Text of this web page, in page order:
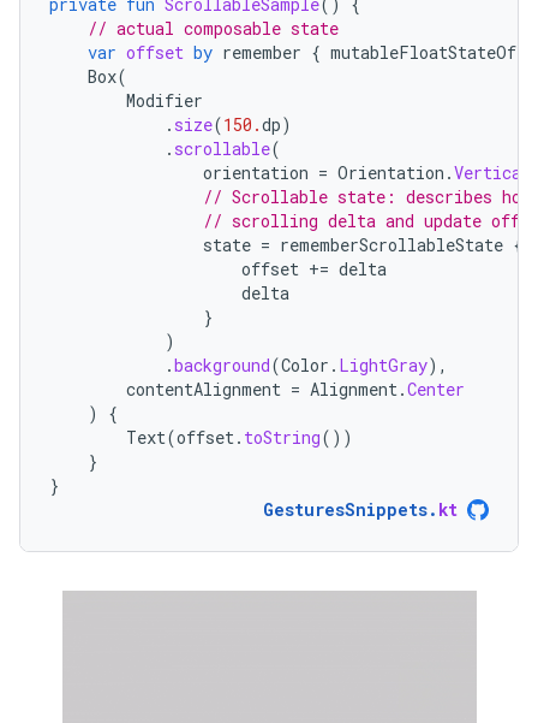
// actual composable state
var offset by remember { mutableFloatStateOf
Box(
Modifier
. size(150.dp)
. scrollable(
orientation = Orientation .Vertical
// Scrollable state: describes how
// scrolling delta and update
state = rememberScrollableState {
offset += delta
delta
}
)
.background(Color . LightGray),
contentAlignment = Alignment.Center
)
{
Text(offset. toString())
}
}
GesturesSnippets. kt